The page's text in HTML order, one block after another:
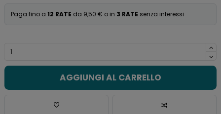
Paga fino a 12 RATE da 9,50 € o in 3 RATE senza interessi
AGGIUNGI AL CARRELLO